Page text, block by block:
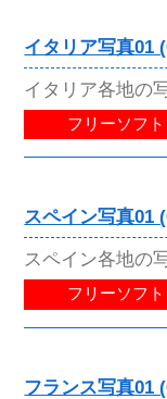
イタリア写真01
イタリア各地の
フリーソフト
スペイン写真01
スペイン各地の
フリーソフト
フランス写真01